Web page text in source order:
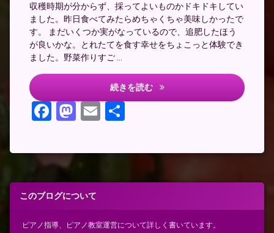
収穫時期が分からず、採ってよいものかドキドキしてい
ました。昨日食べてみたらめちゃくちゃ美味しかったで
す。 まだいくつか実がなっているので、追肥したほう
が良いかな。とれたてを食す幸せをちょこっと体験でき
ました。野菜作りすご …
続きを読む トマト収穫
Facebook
Mastodon
Email
このブログについて
ピアノ指導、ピアノ教室運営について詳しく書いています。